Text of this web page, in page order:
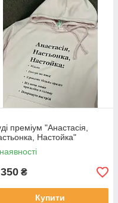
преміум "Анастасія,
Настойка"
₴
Купити